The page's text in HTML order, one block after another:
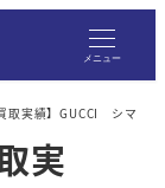
メニュー
取実績】GUCCI シマ
実